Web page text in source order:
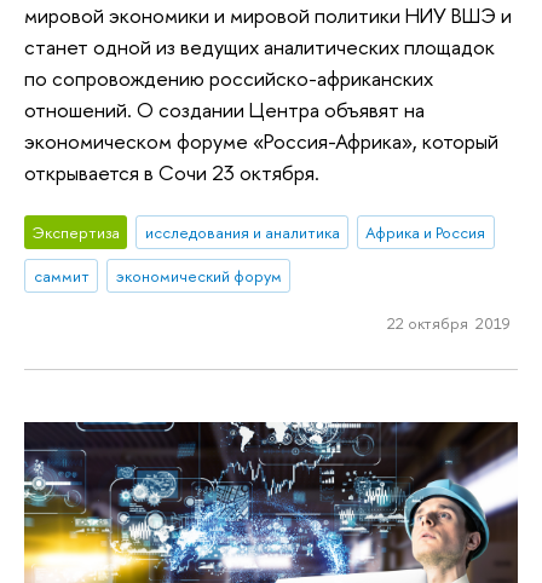
мировой экономики и мировой политики НИУ ВШЭ и
станет одной из ведущих аналитических площадок
по сопровождению российско-африканских
отношений. О создании Центра объявят на
экономическом форуме «Россия-Африка», который
открывается в Сочи 23 октября.
Экспертиза исследования и аналитика
Африка и Россия
саммит
экономический форум
22 октября 2019